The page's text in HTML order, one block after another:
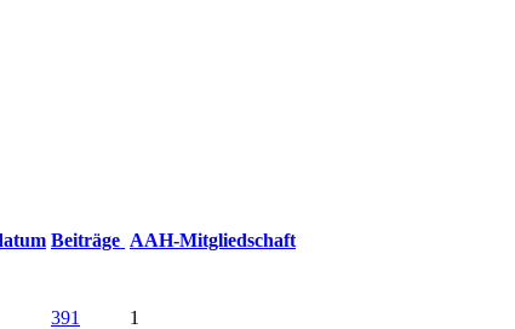
Beiträge AAH-Mitgliedschaft
391 1